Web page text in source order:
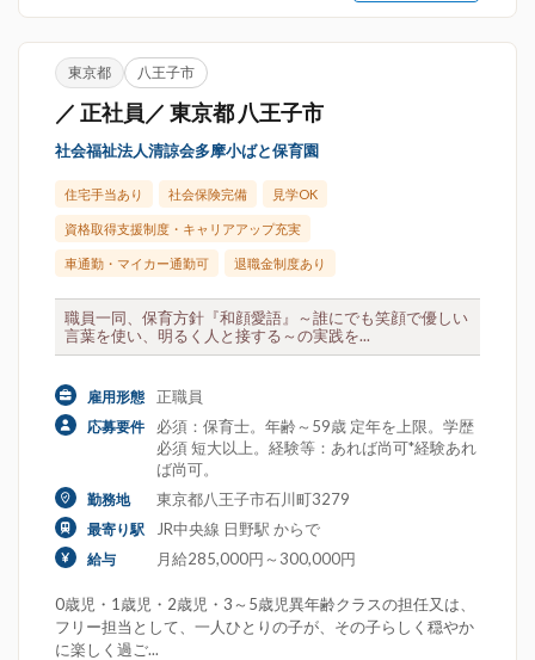
東京都 八王子市
／ 正社員／ 東京都 八王子市
社会福祉法人清諒会多摩小ばと保育園
住宅手当あり 社会保険完備 見学OK
資格取得支援制度・キャリアアップ充実
車通勤・マイカー通勤可 退職金制度あり
職員一同、保育方針『和顔愛語』～誰にでも笑顔で優しい
言葉を使い、明るく人と接する～の実践を...
雇用形態 正職員
応募要件
必須：保育士。年齢～59歳 定年を上限。学歴
必須 短大以上。経験等：あれば尚可*経験あれ
ば尚可。
勤務地 東京都八王子市石川町3279
最寄り駅 JR中央線 日野駅 からで
給与 月給285,000円～300,000円
0歳児・1歳児・2歳児・3～5歳児異年齢クラスの担任又は、
フリー担当として、一人ひとりの子が、その子らしく穏やか
に楽しく過ご...